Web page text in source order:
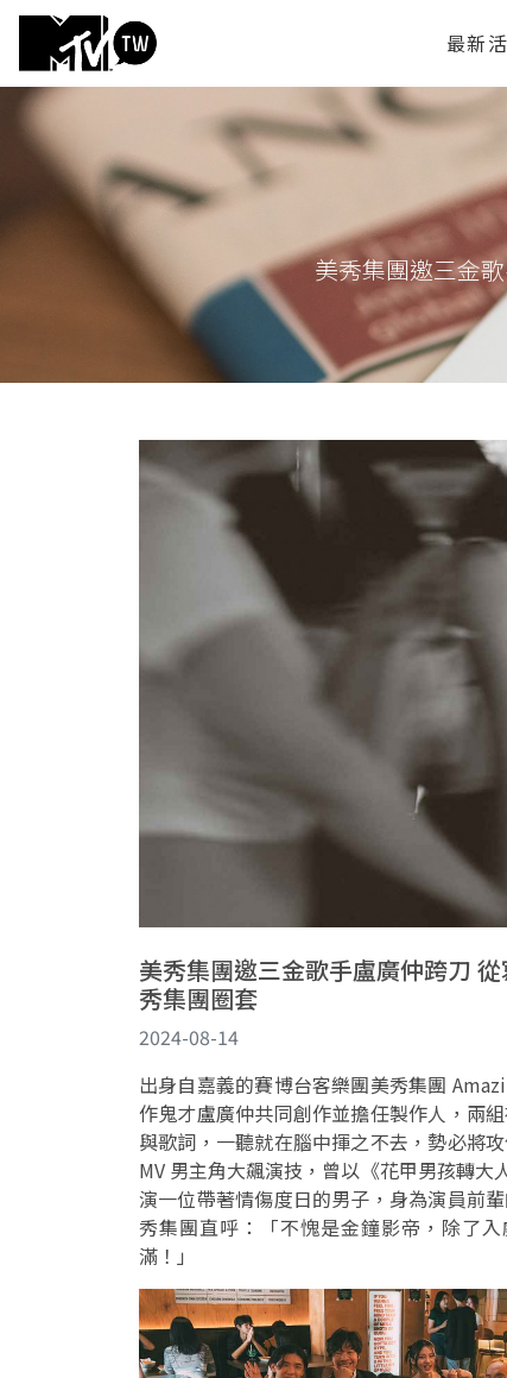
最新
美秀集團邀三金
美秀集團邀三金歌手盧廣仲跨刀
秀集團圈套
2024-08-14
出身自嘉義的賽博台客樂團美秀集團
作鬼才盧廣仲共同創作並擔任製作人，兩
與歌詞，一聽就在腦中揮之不去，勢必將
MV 男主角大飆演技，曾以《花甲男孩轉
演一位帶著情傷度日的男子，身為演員前
秀集團直呼：「不愧是金鐘影帝，除了
滿！」